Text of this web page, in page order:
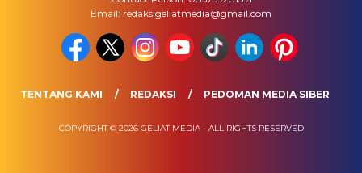
Email: redaksigeliatmedia@gmail.com
TENTANG KAMI REDAKSI PEDOMAN MEDIA SIBER
COPYRIGHT © 2026 GELIAT MEDIA - ALL RIGHTS RESERVED